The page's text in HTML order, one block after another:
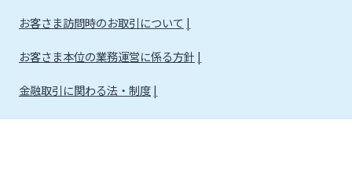
お客さま訪問時のお取引について
お客さま本位の業務運営に係る方針
金融取引に関わる法・制度
金融取引に関わる方針